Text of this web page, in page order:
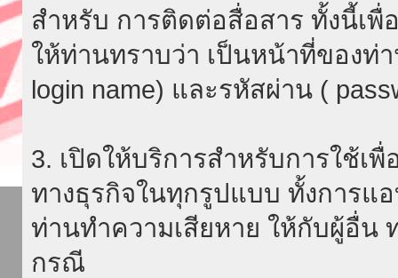
สำหรับ การติดต่อสื่อสาร ทั้งนี้เพื่
ให้ท่านทราบว่า เป็นหน้าที่ของท่
login name) และรหัสผ่าน (
3. เปิดให้บริการสำหรับการใช้เ
ทางธุรกิจในทุกรูปแบบ ทั้งการแ
ท่านทำความเสียหาย ให้กับผู้อื่น
กรณี